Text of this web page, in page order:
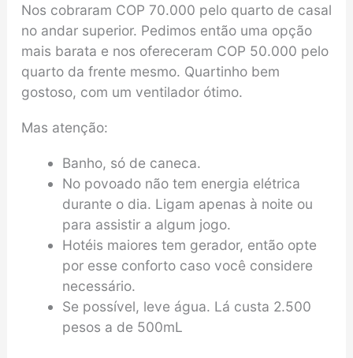
Nos cobraram COP 70.000 pelo quarto de casal
no andar superior. Pedimos então uma opção
mais barata e nos ofereceram COP 50.000 pelo
quarto da frente mesmo. Quartinho bem
gostoso, com um ventilador ótimo.
Mas atenção:
Banho, só de caneca.
No povoado não tem energia elétrica
durante o dia. Ligam apenas à noite ou
para assistir a algum jogo.
Hotéis maiores tem gerador, então opte
por esse conforto caso você considere
necessário.
Se possível, leve água. Lá custa 2.500
pesos a de 500mL